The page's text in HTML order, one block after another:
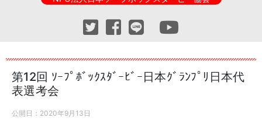
第12回 ｿｰﾌﾟﾎﾞｯｸｽﾀﾞｰﾋﾞｰ日本ｸﾞﾗﾝﾌﾟﾘ日本代
表選考会
公開日： 2020年9月13日